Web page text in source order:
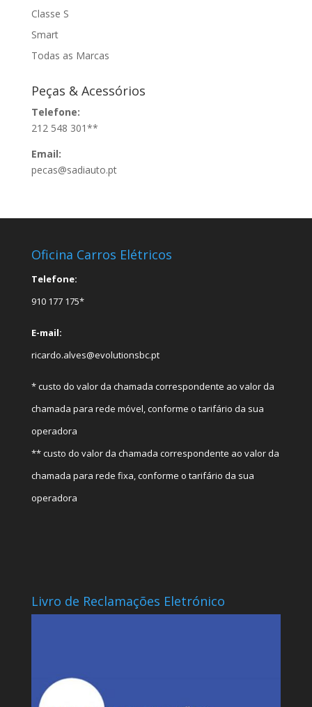
Classe S
Smart
Todas as Marcas
Peças & Acessórios
Telefone:
212 548 301**
Email:
pecas@sadiauto.pt
Oficina Carros Elétricos
Telefone:
910 177 175*
E-mail:
ricardo.alves@evolutionsbc.pt
* custo do valor da chamada correspondente ao valor da
chamada para rede móvel, conforme o tarifário da sua
operadora
** custo do valor da chamada correspondente ao valor da
chamada para rede fixa, conforme o tarifário da sua
operadora
Livro de Reclamações Eletrónico